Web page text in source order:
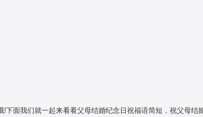
面我们就一起来看看父母结婚纪念日祝福语简短，祝父母结